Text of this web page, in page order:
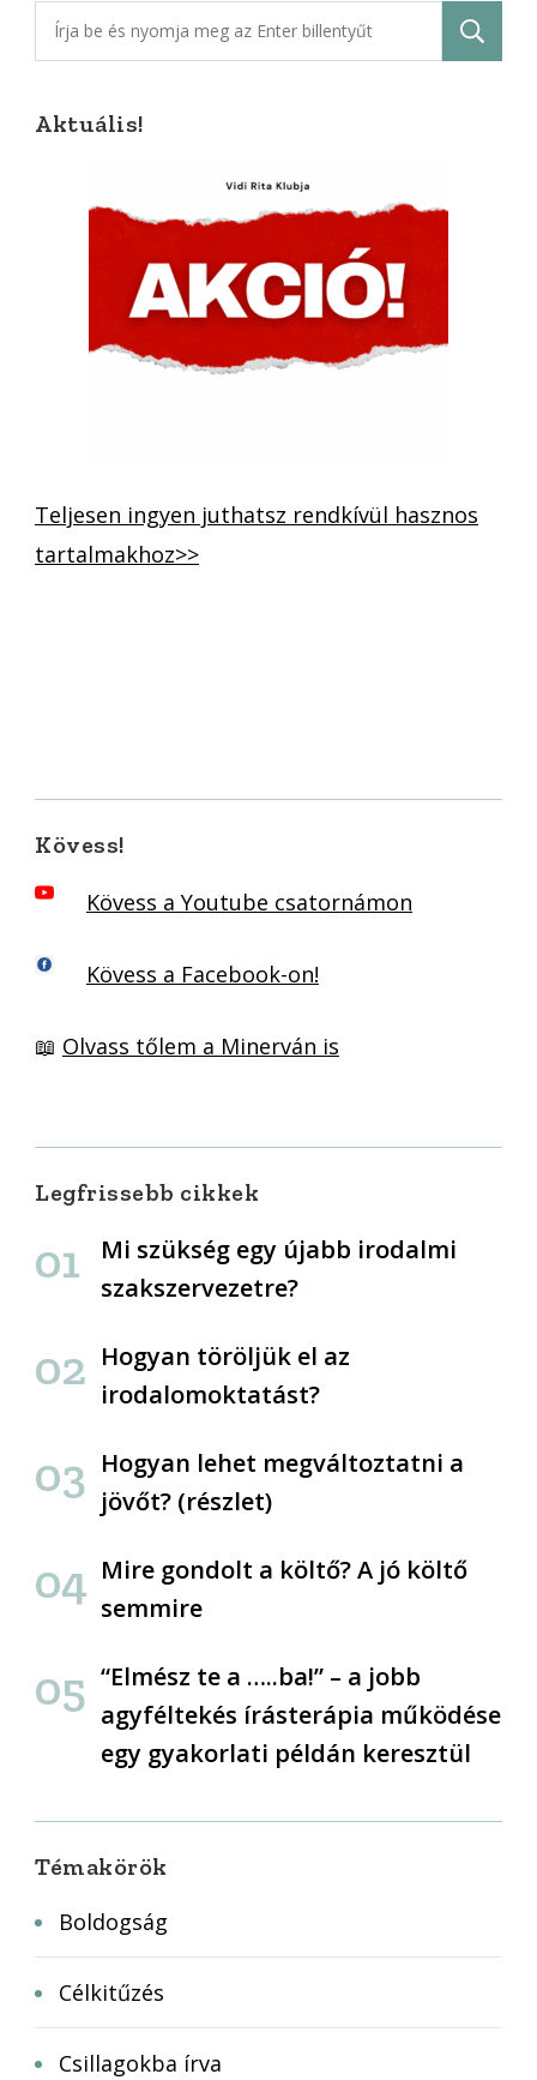
Keresés:
Aktuális!
Teljesen ingyen juthatsz rendkívül hasznos
tartalmakhoz>>
Kövess!
Kövess a Youtube csatornámon
Kövess a Facebook-on!
📖 Olvass tőlem a Minerván is
Legfrissebb cikkek
Mi szükség egy újabb irodalmi
szakszervezetre?
Hogyan töröljük el az
irodalomoktatást?
Hogyan lehet megváltoztatni a
jövőt? (részlet)
Mire gondolt a költő? A jó költő
semmire
“Elmész te a …..ba!” – a jobb
agyféltekés írásterápia működése
egy gyakorlati példán keresztül
Témakörök
Boldogság
Célkitűzés
Csillagokba írva